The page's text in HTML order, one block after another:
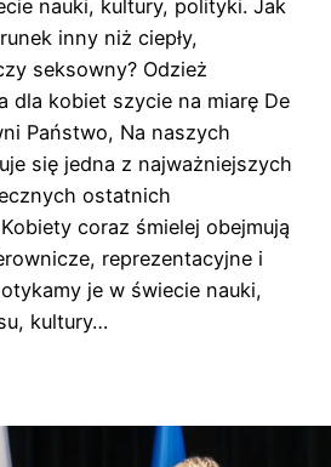
nauki, kultury, polityki. Jak
inny niż ciepły,
seksowny? Odzież
dla kobiet szycie na miarę De
Państwo, Na naszych
się jedna z najważniejszych
ostatnich
coraz śmielej obejmują
reprezentacyjne i
je w świecie nauki,
kultury…